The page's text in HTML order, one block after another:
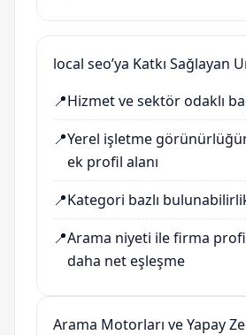
local seo’ya Katkı Sağlayan
📍Hizmet ve sektör odaklı
📍Yerel işletme
ek profil alanı
📍Kategori bazlı
📍Arama niyeti ile firma
daha net eşleşme
Arama Motorları ve Yapay